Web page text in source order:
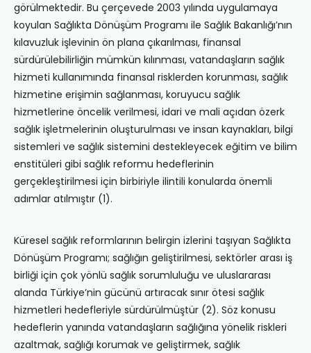
görülmektedir. Bu çerçevede 2003 yılında uygulamaya
koyulan Sağlıkta Dönüşüm Programı ile Sağlık Bakanlığı’nın
kılavuzluk işlevinin ön plana çıkarılması, finansal
sürdürülebilirliğin mümkün kılınması, vatandaşların sağlık
hizmeti kullanımında finansal risklerden korunması, sağlık
hizmetine erişimin sağlanması, koruyucu sağlık
hizmetlerine öncelik verilmesi, idari ve mali açıdan özerk
sağlık işletmelerinin oluşturulması ve insan kaynakları, bilgi
sistemleri ve sağlık sistemini destekleyecek eğitim ve bilim
enstitüleri gibi sağlık reformu hedeflerinin
gerçekleştirilmesi için birbiriyle ilintili konularda önemli
adımlar atılmıştır (1).
Küresel sağlık reformlarının belirgin izlerini taşıyan Sağlıkta
Dönüşüm Programı; sağlığın geliştirilmesi, sektörler arası iş
birliği için çok yönlü sağlık sorumluluğu ve uluslararası
alanda Türkiye’nin gücünü artıracak sınır ötesi sağlık
hizmetleri hedefleriyle sürdürülmüştür (2). Söz konusu
hedeflerin yanında vatandaşların sağlığına yönelik riskleri
azaltmak, sağlığı korumak ve geliştirmek, sağlık